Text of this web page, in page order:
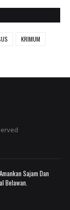
KRIMUM
Sajam Dan
Belawan.